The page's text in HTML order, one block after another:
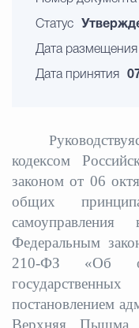
Статус
Дата размещения
Дата принятия
Р
кодексом
законом от 06
общих
Федеральным
210-ФЗ «Об
постановлением
Верхняя